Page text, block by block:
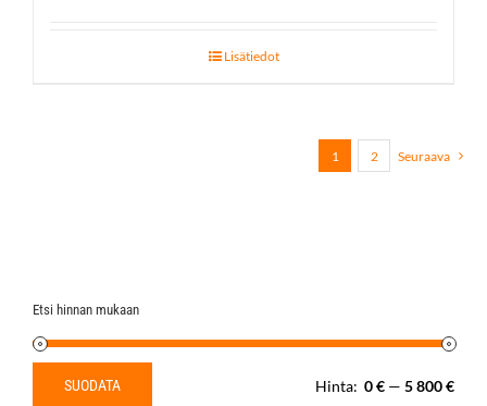
Lisätiedot
1 2 Seuraava
Etsi hinnan mukaan
Minimihinta
Maksimihinta
SUODATA Hinta: 0 € — 5 800 €